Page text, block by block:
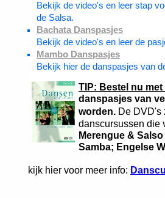
Bekijk de video's en leer stap
de Salsa.
Bachata Danspasjes
Bekijk de video's en leer de
Mambo Danspasjes
Bekijk hier de danspasjes van
TIP: Bestel nu
danspasjes van
worden. De DVD's
danscursussen die
Merengue &
Samba; Engelse
kijk hier voor meer info: